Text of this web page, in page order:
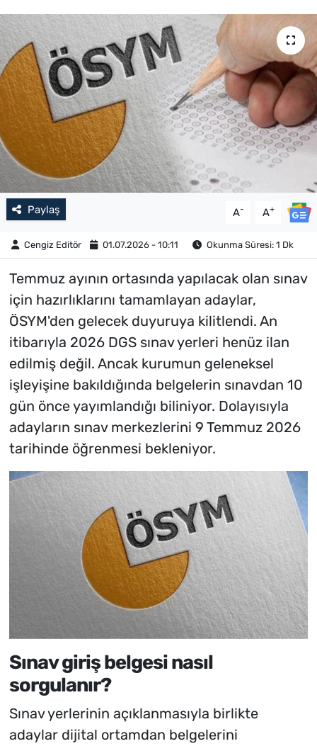
Paylaş A- A+
Cengiz Editör 01.07.2026 - 10:11 Okunma Süresi: 1 Dk
Temmuz ayının ortasında yapılacak olan sınav
için hazırlıklarını tamamlayan adaylar,
ÖSYM'den gelecek duyuruya kilitlendi. An
itibarıyla 2026 DGS sınav yerleri henüz ilan
edilmiş değil. Ancak kurumun geleneksel
işleyişine bakıldığında belgelerin sınavdan 10
gün önce yayımlandığı biliniyor. Dolayısıyla
adayların sınav merkezlerini 9 Temmuz 2026
tarihinde öğrenmesi bekleniyor.
Sınav giriş belgesi nasıl
sorgulanır?
Sınav yerlerinin açıklanmasıyla birlikte
adaylar dijital ortamdan belgelerini